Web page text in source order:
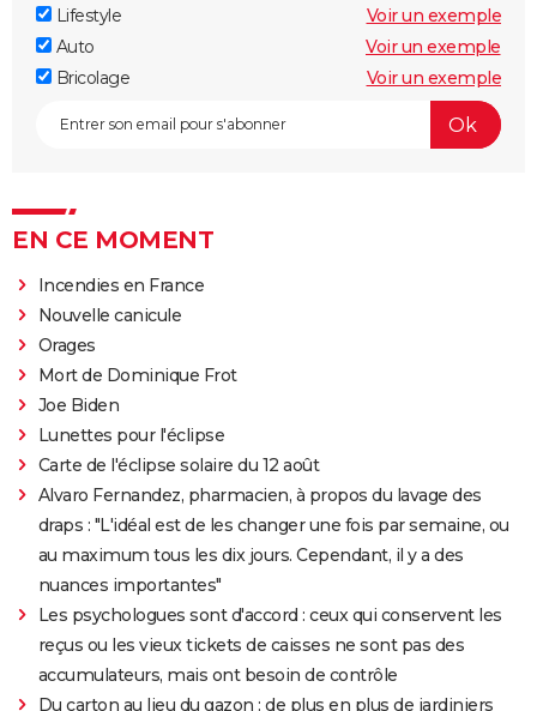
Lifestyle
Voir un exemple
Auto
Voir un exemple
Bricolage
Voir un exemple
EN CE MOMENT
Incendies en France
Nouvelle canicule
Orages
Mort de Dominique Frot
Joe Biden
Lunettes pour l'éclipse
Carte de l'éclipse solaire du 12 août
Alvaro Fernandez, pharmacien, à propos du lavage des
draps : "L'idéal est de les changer une fois par semaine, ou
au maximum tous les dix jours. Cependant, il y a des
nuances importantes"
Les psychologues sont d'accord : ceux qui conservent les
reçus ou les vieux tickets de caisses ne sont pas des
accumulateurs, mais ont besoin de contrôle
Du carton au lieu du gazon : de plus en plus de jardiniers